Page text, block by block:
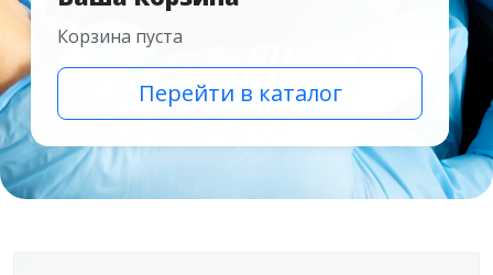
Корзина пуста
Перейти в каталог